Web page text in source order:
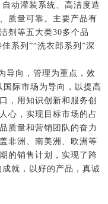
动灌装系统、高洁度造
质量可靠。主要产品有
剂等五大类30多个品
系列”“洗衣郎系列”深
向，管理为重点，效
际市场为导向，以提高
，用知识创新和服务创
心，实现目标市场的占
质量和营销团队的奋力
非洲、南美洲、欧洲等
的销售计划，实现了跨
就，以好的产品，真诚